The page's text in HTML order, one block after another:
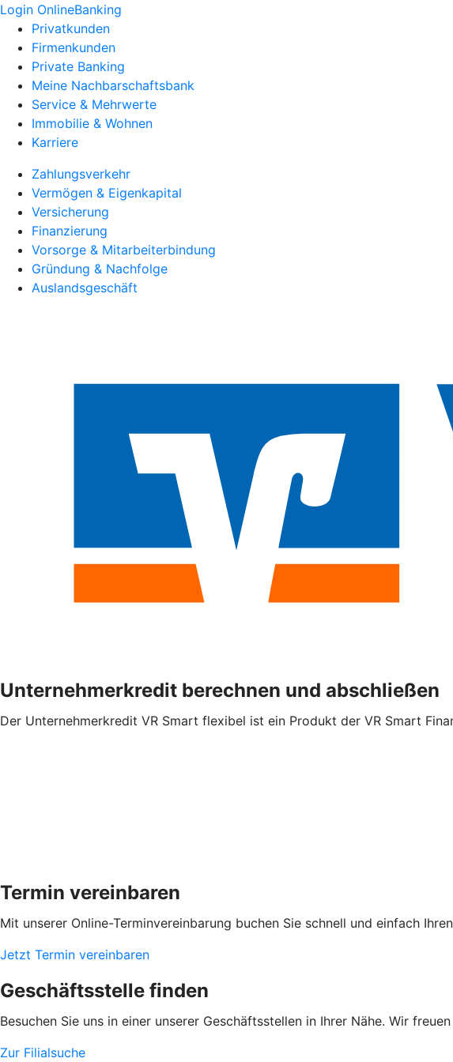
Login OnlineBanking
Privatkunden
Firmenkunden
Private Banking
Meine Nachbarschaftsbank
Service & Mehrwerte
Immobilie & Wohnen
Karriere
Zahlungsverkehr
Vermögen & Eigenkapital
Versicherung
Finanzierung
Vorsorge & Mitarbeiterbindung
Gründung & Nachfolge
Auslandsgeschäft
Unternehmerkredit berechnen und abschließen
Der Unternehmerkredit VR Smart flexibel ist ein Produkt der VR Smart
Termin vereinbaren
Mit unserer Online-Terminvereinbarung buchen Sie schnell und einfach
Jetzt Termin vereinbaren
Geschäftsstelle finden
Besuchen Sie uns in einer unserer Geschäftsstellen in Ihrer Nähe. Wir
Zur Filialsuche